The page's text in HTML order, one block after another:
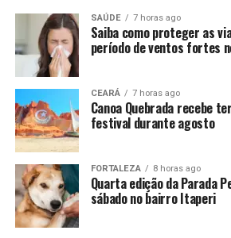
SAÚDE 7 horas ago
Saiba como proteger as
período de ventos fortes
CEARÁ 7 horas ago
Canoa Quebrada recebe
festival durante agosto
FORTALEZA 8 horas ago
Quarta edição da Parada
sábado no bairro Itaperi